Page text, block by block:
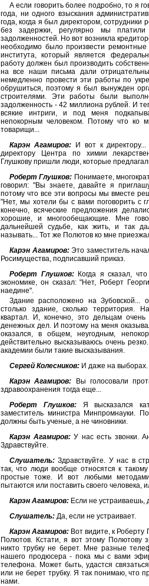
А если говорить более подробно, то я
года, ни одного взыскания
года, когда я был директором, сотрудники
без задержки, регулярно мы
задолженностей. Но вот возникла
необходимо было произвести
института, который является
работу должен был производить
на все наши письма дали
немедленно провести эти работы по
обрушиться, поэтому я был вынужден
строителями. Эти работы были
задолженность - 42 миллиона рублей. И
всякие интриги, и под меня
непокорным человеком. Потому что ко
товарищи...
Карэн Агамиров:И вот к директору...
директору Центра по химии
Глушкову пришли люди, которые
Роберт Глушков: Понимаете,
говорил: "Вы знаете, давайте я
потому что все эти вопросы мы вместе
"Нет, мы хотели бы с вами поговорить с
конечно, всяческие предложения
хорошие, и многообещающие. Мне
дальнейшей судьбе, как жить, и так
называть... Тот же Полютов ко мне
Карэн Агамиров:Это заместитель
Росимущества, подписавший приказ.
Роберт Глушков:Когда я сказал,
экономике, он сказал: "Нет, Роберт
наедине".
Здание расположено на Зубовской...
столько здание, сколько территория.
квартал. И, конечно, это дельцам
денежных дел. И поэтому на меня
оказался, в общем, неугодным,
действительно высказываюсь очень
академии были такие высказывания.
Сергей Колесников: И даже на выборах.
Карэн Агамиров: Вы голосовали
здравоохранения тогда еще...
Роберт Глушков:Я высказался
заместитель министра Минпромнауки.
должны быть ученые, а не чиновники.
Карэн Агамиров:У нас есть звонки.
Здравствуйте.
Слушатель: Здравствуйте. У нас в
так, что люди вообще относятся к
простые тоже. И вот любыми
пытаются или поставить своего человека,
Карэн Агамиров: Если не устраиваешь,
Слушатель: Да, если не устраивает.
Карэн Агамиров: Вот видите, к Роберту
Полютов. Кстати, я вот этому Полютову
никто трубку не берет. Мне разные
нашего продюсера - пока мы с вами
телефона. Может быть, удастся
или не берет трубку. Я так понимаю, что
нами.